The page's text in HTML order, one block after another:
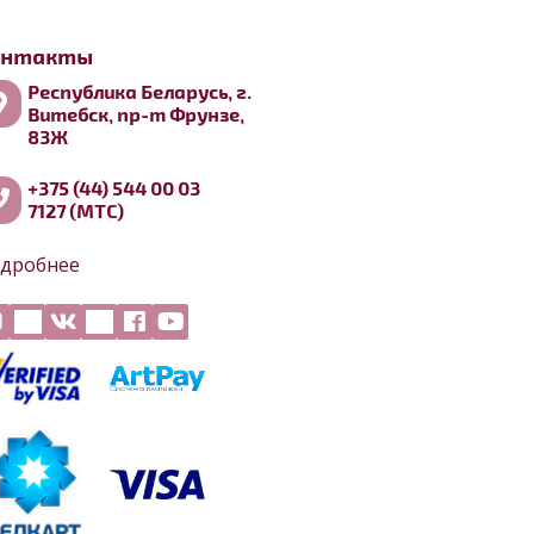
Республика Беларусь, г.
Витебск, пр-т Фрунзе,
83Ж
+375 (44) 544 00 03
7127 (МТС)